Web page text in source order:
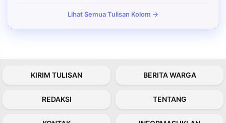
Lihat Semua Tulisan Kolom →
KIRIM TULISAN BERITA WARGA
REDAKSI TENTANG